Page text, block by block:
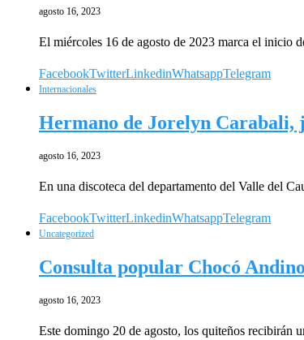
agosto 16, 2023
El miércoles 16 de agosto de 2023 marca el inicio
FacebookTwitterLinkedinWhatsappTelegram
Internacionales
Hermano de Jorelyn Carabali,
agosto 16, 2023
En una discoteca del departamento del Valle del
FacebookTwitterLinkedinWhatsappTelegram
Uncategorized
Consulta popular Chocó
agosto 16, 2023
Este domingo 20 de agosto, los quiteños recibirán